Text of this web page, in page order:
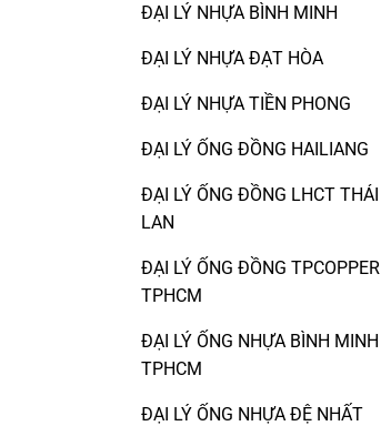
ĐẠI LÝ NHỰA BÌNH MINH
ĐẠI LÝ NHỰA ĐẠT HÒA
ĐẠI LÝ NHỰA TIỀN PHONG
ĐẠI LÝ ỐNG ĐỒNG HAILIANG
ĐẠI LÝ ỐNG ĐỒNG LHCT THÁI
LAN
ĐẠI LÝ ỐNG ĐỒNG TPCOPPER
TPHCM
ĐẠI LÝ ỐNG NHỰA BÌNH MINH
TPHCM
ĐẠI LÝ ỐNG NHỰA ĐỆ NHẤT